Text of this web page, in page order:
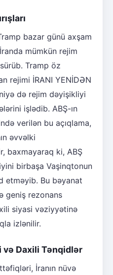
bazar günü axşam
mümkün rejim
Tramp öz
rejimi İRANI YENİDƏN
də rejim dəyişikliyi
işlədib. ABŞ-ın
verilən bu açıqlama,
əvvəlki
baxmayaraq ki, ABŞ
birbaşa Vaşinqtonun
etməyib. Bu bəyanat
geniş rezonans
siyasi vəziyyətinə
izlənilir.
Daxili Tənqidlər
İranın nüvə